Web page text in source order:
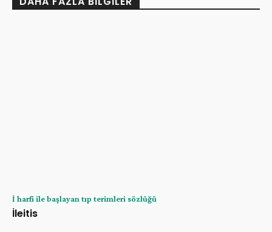
İ harfi ile başlayan tıp terimleri sözlüğü
İleitis